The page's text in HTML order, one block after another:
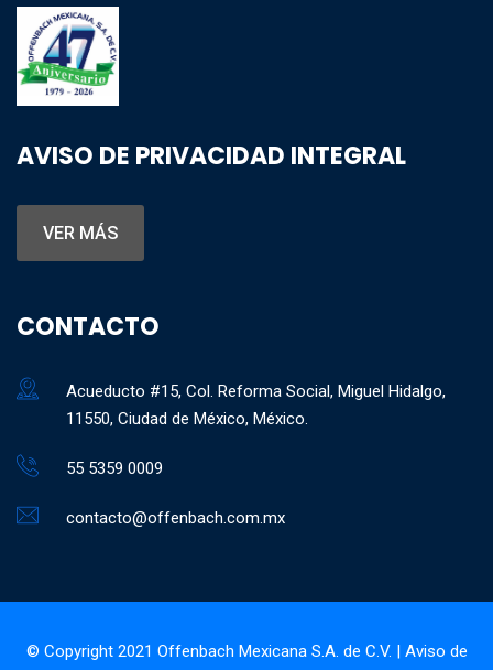
AVISO DE PRIVACIDAD INTEGRAL
VER MÁS
CONTACTO
Acueducto #15, Col. Reforma Social, Miguel Hidalgo,
11550, Ciudad de México, México.
55 5359 0009
contacto@offenbach.com.mx
© Copyright 2021 Offenbach Mexicana S.A. de C.V. | Aviso de